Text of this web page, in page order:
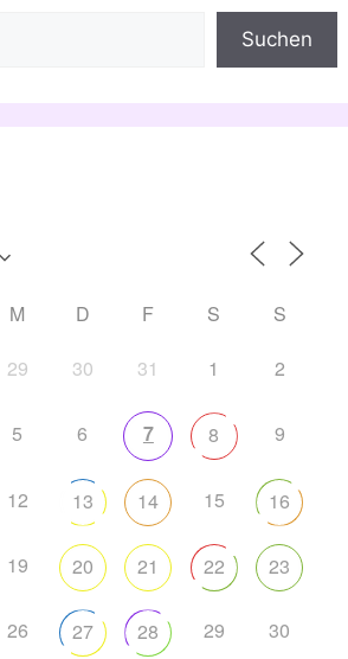
Suchen
M D F S
S
29 30 31 1 2
5 6 7 8 9
12 13 14 15 16
19 20 21 22 23
26 27 28 29 30